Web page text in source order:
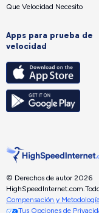
Que Velocidad Necesito
Apps para prueba de
velocidad
© Derechos de autor 2026
HighSpeedInternet.com.
Compensación y Metodología
Tus Opciones de